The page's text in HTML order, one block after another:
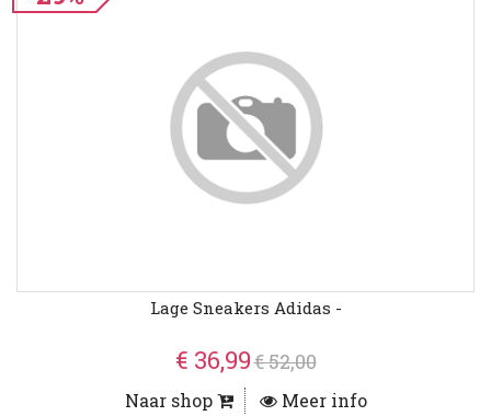
Lage Sneakers Adidas -
€ 36,99€ 52,00
Naar shop Meer info